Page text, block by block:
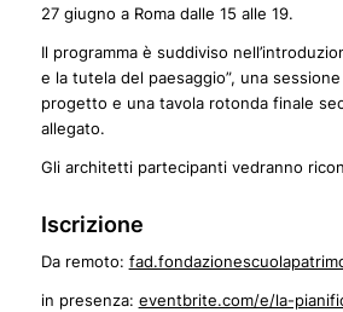
27 giugno a Roma dalle 15 alle 19.
Il programma è suddiviso
e la tutela del paesaggio”, una
progetto e una tavola rotonda finale
allegato.
Gli architetti partecipanti vedranno
Iscrizione
Da remoto:
in presenza: eventbrite.com/e/la-